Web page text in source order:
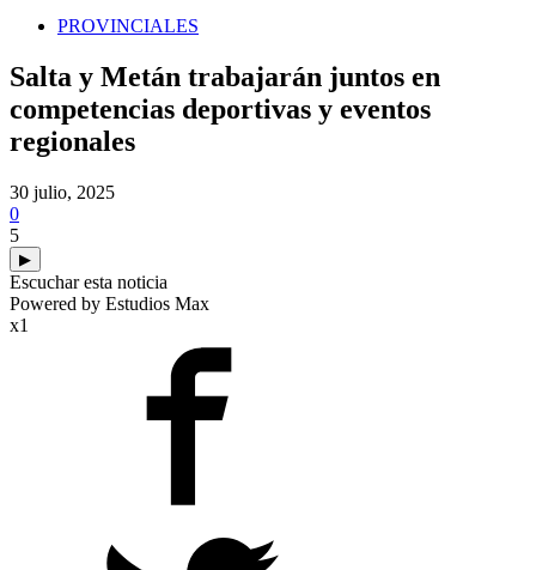
PROVINCIALES
Salta y Metán trabajarán juntos en
competencias deportivas y eventos
regionales
30 julio, 2025
0
5
▶
Escuchar esta noticia
Powered by Estudios Max
x1